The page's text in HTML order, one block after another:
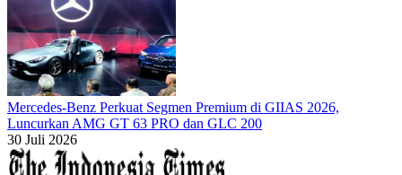
Mercedes-Benz Perkuat Segmen Premium di GIIAS 2026,
Luncurkan AMG GT 63 PRO dan GLC 200
30 Juli 2026